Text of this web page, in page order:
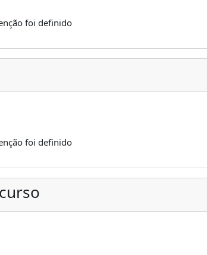
foi definido
foi definido